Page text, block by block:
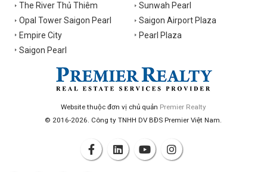
The River Thủ Thiêm
Sunwah Pearl
Opal Tower Saigon Pearl
Saigon Airport Plaza
Empire City
Pearl Plaza
Saigon Pearl
Website thuộc đơn vị chủ quản Premier Realty
© 2016-2026. Công ty TNHH DV BĐS Premier Việt Nam.